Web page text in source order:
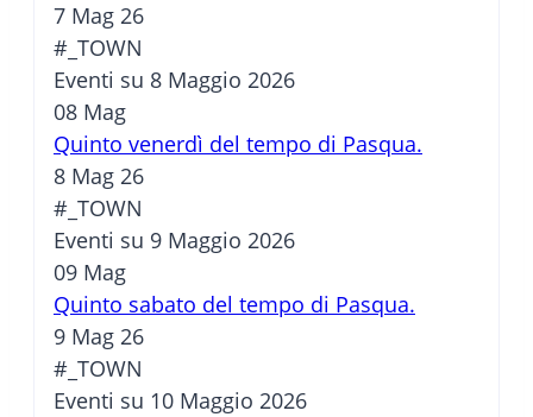
7 Mag 26
#_TOWN
Eventi su 8 Maggio 2026
08 Mag
Quinto venerdì del tempo di Pasqua.
8 Mag 26
#_TOWN
Eventi su 9 Maggio 2026
09 Mag
Quinto sabato del tempo di Pasqua.
9 Mag 26
#_TOWN
Eventi su 10 Maggio 2026